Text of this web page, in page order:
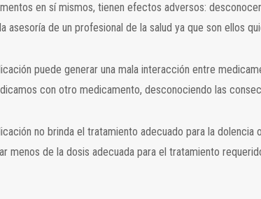
en sí mismos, tienen efectos adversos:
asesoría de un profesional de la salud ya que son ellos
puede generar una mala interacción entre
con otro medicamento, desconociendo las
no brinda el tratamiento adecuado para la
menos de la dosis adecuada para el tratamiento